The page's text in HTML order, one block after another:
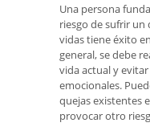
Una persona
riesgo de sufrir un
vidas tiene éxito
general, se debe
vida actual y
emocionales.
quejas existentes
provocar otro